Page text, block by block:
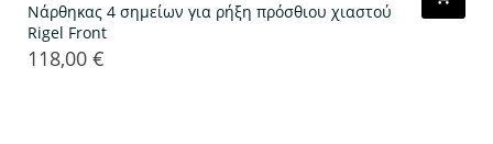
Νάρθηκας 4 σημείων για ρήξη πρόσθιου χιαστού
Rigel Front
Τιμή
118,00 €